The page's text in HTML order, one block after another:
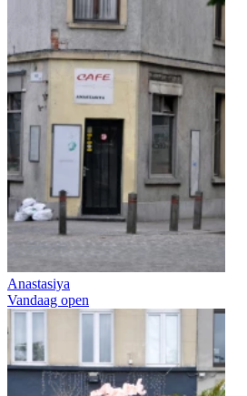
Anastasiya
Vandaag open